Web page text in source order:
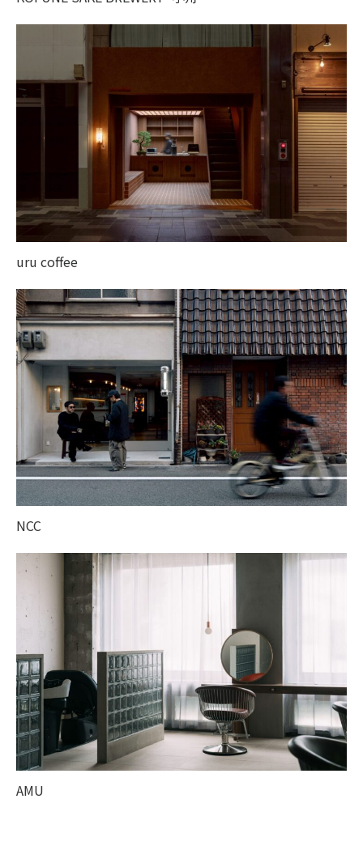
uru coffee
NCC
AMU